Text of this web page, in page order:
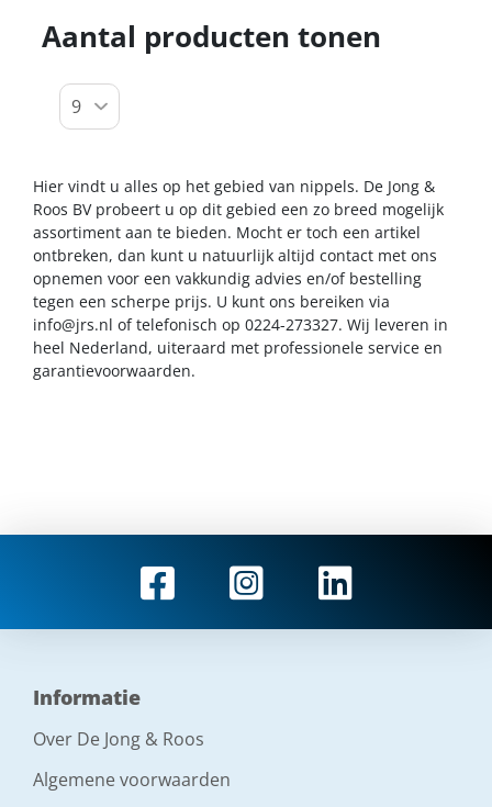
Aantal producten tonen
Hier vindt u alles op het gebied van nippels. De Jong &
Roos BV probeert u op dit gebied een zo breed mogelijk
assortiment aan te bieden. Mocht er toch een artikel
ontbreken, dan kunt u natuurlijk altijd contact met ons
opnemen voor een vakkundig advies en/of bestelling
tegen een scherpe prijs. U kunt ons bereiken via
info@jrs.nl of telefonisch op 0224-273327. Wij leveren in
heel Nederland, uiteraard met professionele service en
garantievoorwaarden.
Informatie
Over De Jong & Roos
Algemene voorwaarden